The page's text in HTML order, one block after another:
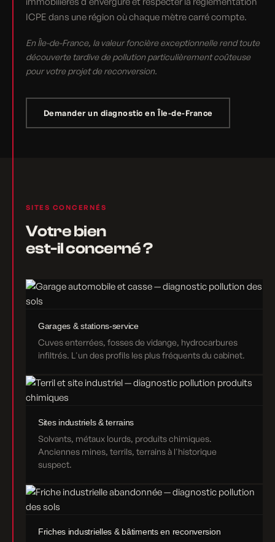
ICPE dans une région où chaque mètre carré compte.
En Île-de-France, la valeur foncière exceptionnelle rend toute
découverte tardive de pollution particulièrement coûteuse
pour votre projet de reconversion.
Demander un diagnostic en Île-de-France
SITES CONCERNÉS
Votre bien
est-il concerné ?
Garages & stations-service
Cuves enterrées, fosses de vidange, hydrocarbures
infiltrés. L'un des profils les plus fréquents du cabinet.
Sites industriels & terrains
Solvants, métaux lourds, produits chimiques.
Anciennes mines, terrils, terrains à l'historique
suspect.
Friches industrielles & bâtiments en reconversion